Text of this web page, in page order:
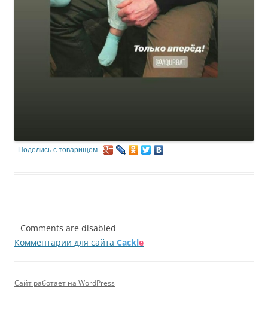
Поделись с товарищем
Comments are disabled
Комментарии для сайта Cackle
Сайт работает на WordPress